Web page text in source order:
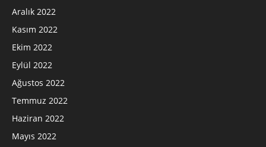
Aralık 2022
Kasım 2022
Ekim 2022
Eylül 2022
Ağustos 2022
Temmuz 2022
Haziran 2022
Mayıs 2022